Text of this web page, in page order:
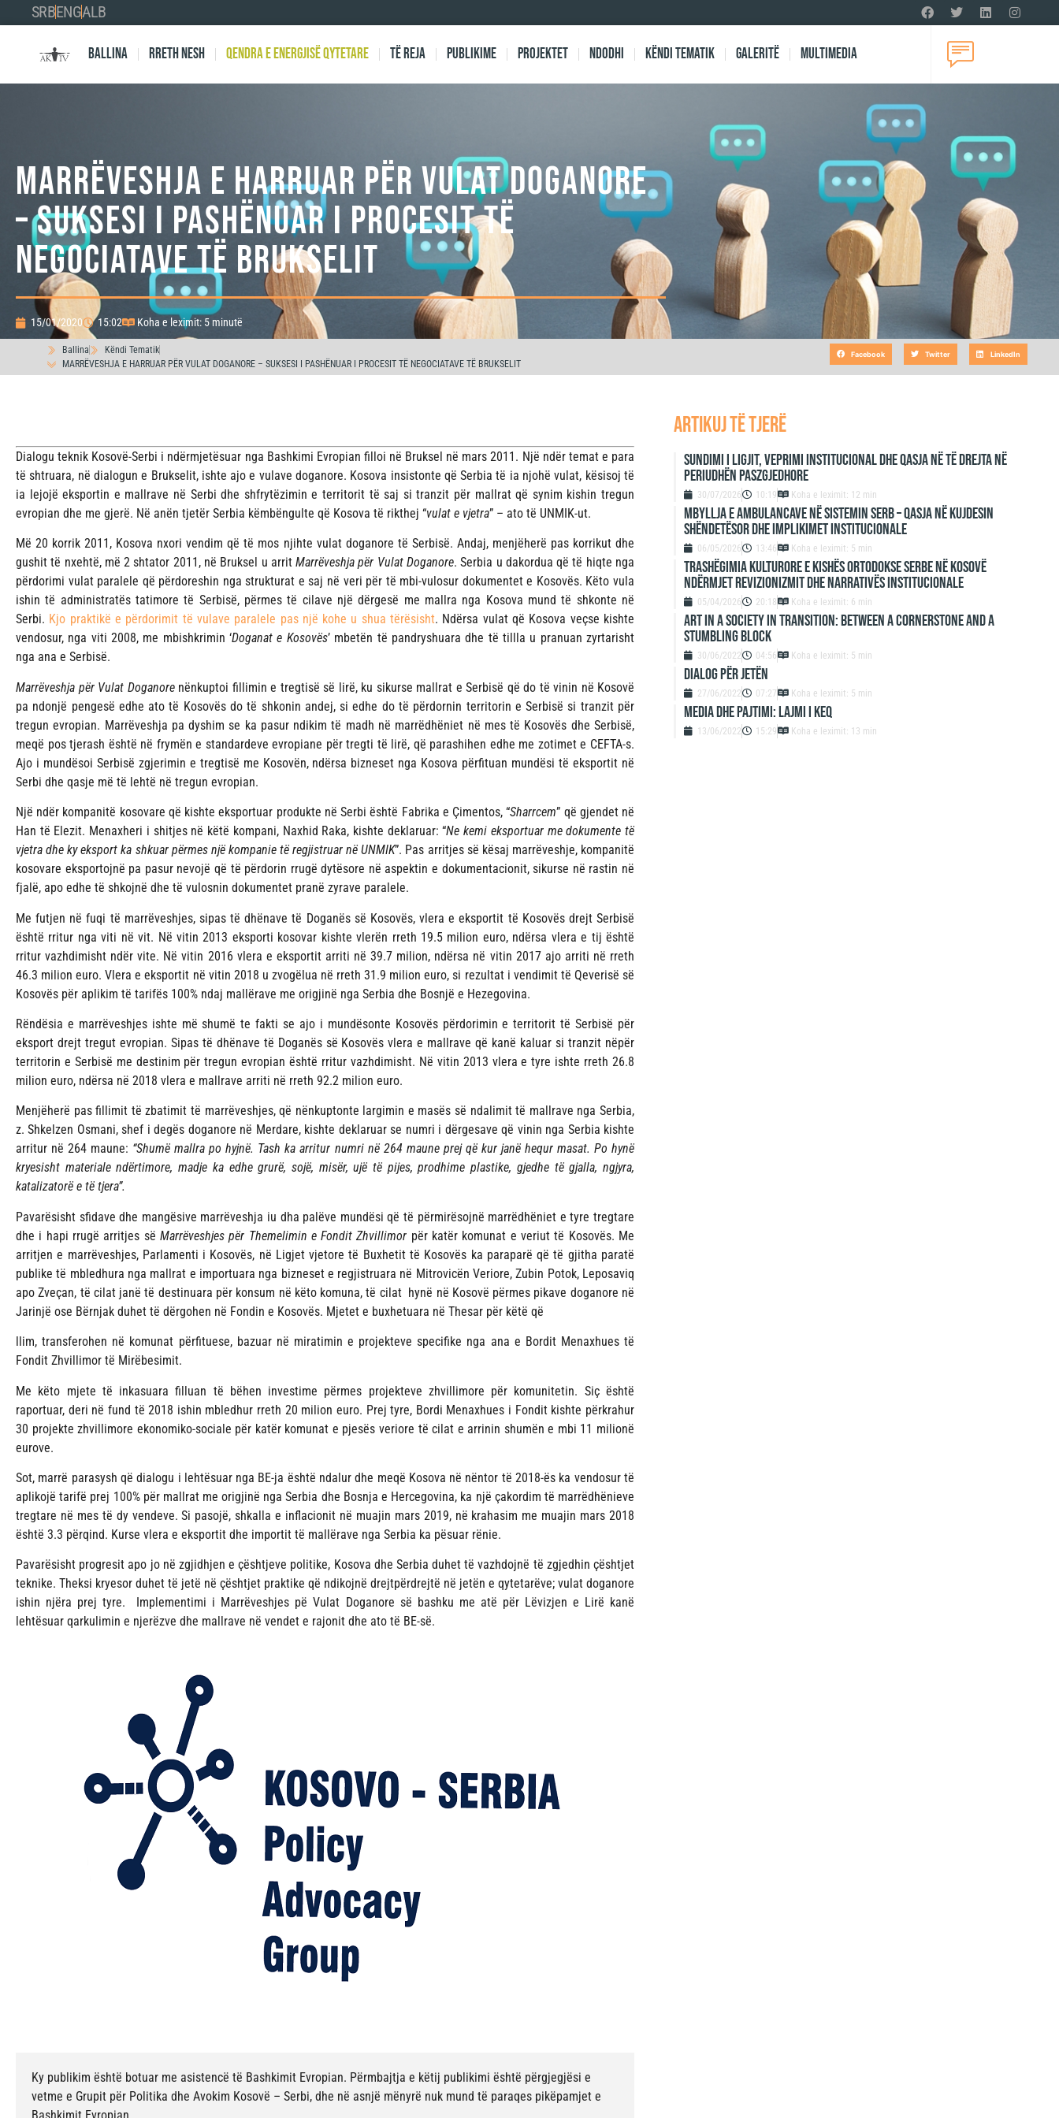
SRBENGALB
Ballina Rreth nesh Qendra e Energjisë Qytetare Të reja Publikime Projektet Ndodhi Këndi Tematik Galeritë Multimedia
MARRËVESHJA E HARRUAR PËR VULAT DOGANORE
– SUKSESI I PASHËNUAR I PROCESIT TË
NEGOCIATAVE TË BRUKSELIT
15/01/2020 15:02 Koha e leximit: 5 minutë
Ballina
Këndi Tematik
MARRËVESHJA E HARRUAR PËR VULAT DOGANORE – SUKSESI I PASHËNUAR I PROCESIT TË NEGOCIATAVE TË BRUKSELIT
Facebook Twitter LinkedIn
Dialogu teknik Kosovë-Serbi i ndërmjetësuar nga Bashkimi Evropian filloi në Bruksel në mars 2011. Një ndër temat e para
të shtruara, në dialogun e Brukselit, ishte ajo e vulave doganore. Kosova insistonte që Serbia të ia njohë vulat, kësisoj të
ia lejojë eksportin e mallrave në Serbi dhe shfrytëzimin e territorit të saj si tranzit për mallrat që synim kishin tregun
evropian dhe me gjerë. Në anën tjetër Serbia këmbëngulte që Kosova të rikthej “vulat e vjetra” – ato të UNMIK-ut.
Më 20 korrik 2011, Kosova nxori vendim që të mos njihte vulat doganore të Serbisë. Andaj, menjëherë pas korrikut dhe
gushit të nxehtë, më 2 shtator 2011, në Bruksel u arritMarrëveshja për Vulat Doganore. Serbia u dakordua që të hiqte nga
përdorimi vulat paralele që përdoreshin nga strukturat e saj në veri për të mbi-vulosur dokumentet e Kosovës. Këto vula
ishin të administratës tatimore të Serbisë, përmes të cilave një dërgesë me mallra nga Kosova mund të shkonte në
Serbi. Kjo praktikë e përdorimit të vulave paralele pas një kohe u shua tërësisht. Ndërsa vulat që Kosova veçse kishte
vendosur, nga viti 2008, me mbishkrimin ‘Doganat e Kosovës’ mbetën të pandryshuara dhe të tillla u pranuan zyrtarisht
nga ana e Serbisë.
Marrëveshja për Vulat Doganorenënkuptoi fillimin e tregtisë së lirë, ku sikurse mallrat e Serbisë që do të vinin në Kosovë
pa ndonjë pengesë edhe ato të Kosovës do të shkonin andej, si edhe do të përdornin territorin e Serbisë si tranzit për
tregun evropian. Marrëveshja pa dyshim se ka pasur ndikim të madh në marrëdhëniet në mes të Kosovës dhe Serbisë,
meqë pos tjerash është në frymën e standardeve evropiane për tregti të lirë, që parashihen edhe me zotimet e CEFTA-s.
Ajo i mundësoi Serbisë zgjerimin e tregtisë me Kosovën, ndërsa bizneset nga Kosova përfituan mundësi të eksportit në
Serbi dhe qasje më të lehtë në tregun evropian.
Një ndër kompanitë kosovare që kishte eksportuar produkte në Serbi është Fabrika e Çimentos, “Sharrcem” që gjendet në
Han të Elezit. Menaxheri i shitjes në këtë kompani, Naxhid Raka, kishte deklaruar: “Ne kemi eksportuar me dokumente të
vjetra dhe ky eksport ka shkuar përmes një kompanie të regjistruar në UNMIK”. Pas arritjes së kësaj marrëveshje, kompanitë
kosovare eksportojnë pa pasur nevojë që të përdorin rrugë dytësore në aspektin e dokumentacionit, sikurse në rastin në
fjalë, apo edhe të shkojnë dhe të vulosnin dokumentet pranë zyrave paralele.
Me futjen në fuqi të marrëveshjes, sipas të dhënave të Doganës së Kosovës, vlera e eksportit të Kosovës drejt Serbisë
është rritur nga viti në vit. Në vitin 2013 eksporti kosovar kishte vlerën rreth 19.5 milion euro, ndërsa vlera e tij është
rritur vazhdimisht ndër vite. Në vitin 2016 vlera e eksportit arriti në 39.7 milion, ndërsa në vitin 2017 ajo arriti në rreth
46.3 milion euro. Vlera e eksportit në vitin 2018 u zvogëlua në rreth 31.9 milion euro, si rezultat i vendimit të Qeverisë së
Kosovës për aplikim të tarifës 100% ndaj mallërave me origjinë nga Serbia dhe Bosnjë e Hezegovina.
Rëndësia e marrëveshjes ishte më shumë te fakti se ajo i mundësonte Kosovës përdorimin e territorit të Serbisë për
eksport drejt tregut evropian. Sipas të dhënave të Doganës së Kosovës vlera e mallrave që kanë kaluar si tranzit nëpër
territorin e Serbisë me destinim për tregun evropian është rritur vazhdimisht. Në vitin 2013 vlera e tyre ishte rreth 26.8
milion euro, ndërsa në 2018 vlera e mallrave arriti në rreth 92.2 milion euro.
Menjëherë pas fillimit të zbatimit të marrëveshjes, që nënkuptonte largimin e masës së ndalimit të mallrave nga Serbia,
z. Shkelzen Osmani, shef i degës doganore në Merdare, kishte deklaruar se numri i dërgesave që vinin nga Serbia kishte
arritur në 264 maune: “Shumë mallra po hyjnë. Tash ka arritur numri në 264 maune prej që kur janë hequr masat. Po hynë
kryesisht materiale ndërtimore, madje ka edhe grurë, sojë, misër, ujë të pijes, prodhime plastike, gjedhe të gjalla, ngjyra,
katalizatorë e të tjera”.
Pavarësisht sfidave dhe mangësive marrëveshja iu dha palëve mundësi që të përmirësojnë marrëdhëniet e tyre tregtare
dhe i hapi rrugë arritjes së Marrëveshjes për Themelimin e Fondit Zhvillimor për katër komunat e veriut të Kosovës. Me
arritjen e marrëveshjes, Parlamenti i Kosovës, në Ligjet vjetore të Buxhetit të Kosovës ka paraparë që të gjitha paratë
publike të mbledhura nga mallrat e importuara nga bizneset e regjistruara në Mitrovicën Veriore, Zubin Potok, Leposaviq
apo Zveçan, të cilat janë të destinuara për konsum në këto komuna, të cilat hynë në Kosovë përmes pikave doganore në
Jarinjë ose Bërnjak duhet të dërgohen në Fondin e Kosovës. Mjetet e buxhetuara në Thesar për këtë që
llim, transferohen në komunat përfituese, bazuar në miratimin e projekteve specifike nga ana e Bordit Menaxhues të
Fondit Zhvillimor të Mirëbesimit.
Me këto mjete të inkasuara filluan të bëhen investime përmes projekteve zhvillimore për komunitetin. Siç është
raportuar, deri në fund të 2018 ishin mbledhur rreth 20 milion euro. Prej tyre, Bordi Menaxhues i Fondit kishte përkrahur
30 projekte zhvillimore ekonomiko-sociale për katër komunat e pjesës veriore të cilat e arrinin shumën e mbi 11 milionë
eurove.
Sot, marrë parasysh që dialogu i lehtësuar nga BE-ja është ndalur dhe meqë Kosova në nëntor të 2018-ës ka vendosur të
aplikojë tarifë prej 100% për mallrat me origjinë nga Serbia dhe Bosnja e Hercegovina, ka një çakordim të marrëdhënieve
tregtare në mes të dy vendeve. Si pasojë, shkalla e inflacionit në muajin mars 2019, në krahasim me muajin mars 2018
është 3.3 përqind. Kurse vlera e eksportit dhe importit të mallërave nga Serbia ka pësuar rënie.
Pavarësisht progresit apo jo në zgjidhjen e çështjeve politike, Kosova dhe Serbia duhet të vazhdojnë të zgjedhin çështjet
teknike. Theksi kryesor duhet të jetë në çështjet praktike që ndikojnë drejtpërdrejtë në jetën e qytetarëve; vulat doganore
ishin njëra prej tyre. Implementimi i Marrëveshjes pë Vulat Doganore së bashku me atë për Lëvizjen e Lirë kanë
lehtësuar qarkulimin e njerëzve dhe mallrave në vendet e rajonit dhe ato të BE-së.
Ky publikim është botuar me asistencë të Bashkimit Evropian. Përmbajtja e këtij publikimi është përgjegjësi e
vetme e Grupit për Politika dhe Avokim Kosovë – Serbi, dhe në asnjë mënyrë nuk mund të paraqes pikëpamjet e
Bashkimit Evropian.
artikuj të tjerë
Sundimi i ligjit, veprimi institucional dhe qasja në të drejta në
periudhën paszgjedhore
30/07/2026 10:19 Koha e leximit: 12 min
Mbyllja e ambulancave në sistemin serb – qasja në kujdesin
shëndetësor dhe implikimet institucionale
06/05/2026 13:46 Koha e leximit: 5 min
Trashëgimia kulturore e Kishës Ortodokse Serbe në Kosovë
ndërmjet revizionizmit dhe narrativës institucionale
05/04/2026 20:18 Koha e leximit: 6 min
ART IN A SOCIETY IN TRANSITION: BETWEEN A CORNERSTONE AND A
STUMBLING BLOCK
30/06/2022 04:56 Koha e leximit: 5 min
DIALOG PËR JETËN
27/06/2022 07:27 Koha e leximit: 5 min
MEDIA DHE PAJTIMI: LAJMI I KEQ
13/06/2022 15:29 Koha e leximit: 13 min